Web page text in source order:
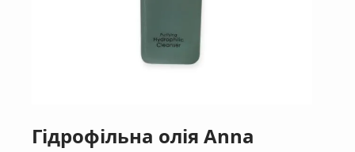
Гідрофільна олія Anna